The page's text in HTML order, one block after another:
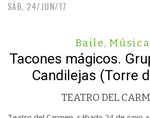
SÁB, 24/JUN/17
Baile, Música
Tacones mágicos.
Candilejas (Torre
TEATRO DEL